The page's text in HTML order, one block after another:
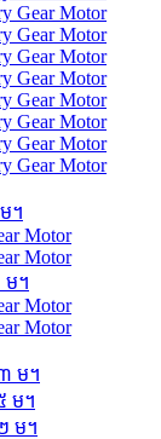
Gear Motor
Gear Motor
Gear Motor
Gear Motor
Gear Motor
Gear Motor
Gear Motor
Gear Motor
។
Motor
Motor
ម។
Motor
Motor
៣ ម។
ម។
២ ម។